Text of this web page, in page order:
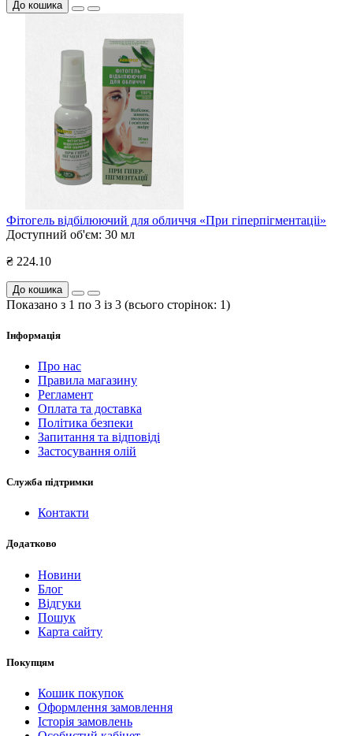
До кошика
Фітогель відбілюючий для обличчя «При гіперпігментаціі»
Доступний об'єм: 30 мл
₴ 224.10
До кошика
Показано з 1 по 3 із 3 (всього сторінок: 1)
Інформація
Про нас
Правила магазину
Регламент
Оплата та доставка
Політика безпеки
Запитання та відповіді
Застосування олій
Служба підтримки
Контакти
Додатково
Новини
Блог
Відгуки
Пошук
Карта сайту
Покупцям
Кошик покупок
Оформлення замовлення
Історія замовлень